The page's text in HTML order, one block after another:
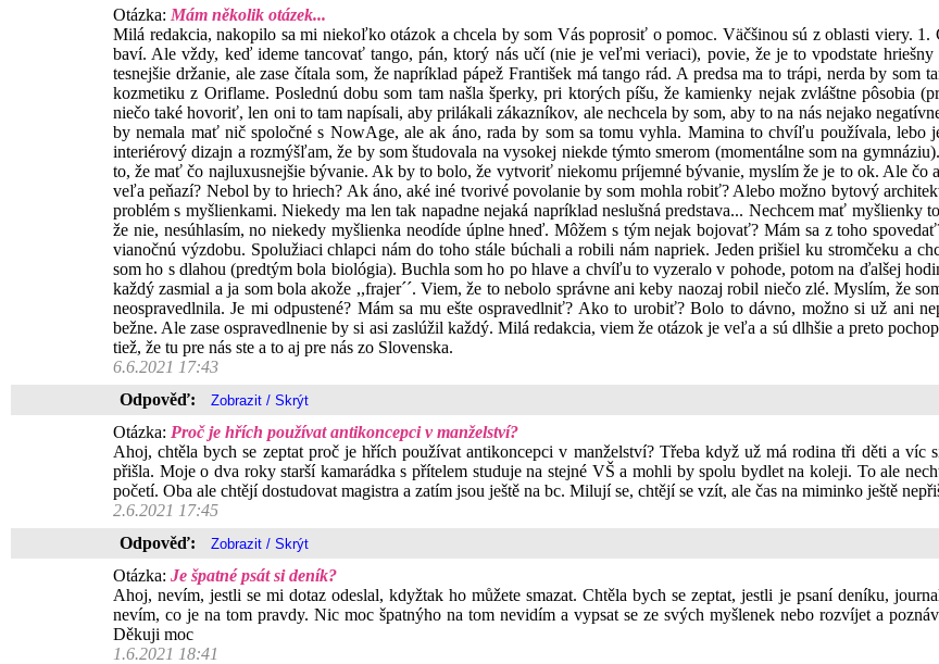
Otázka: Mám několik otázek...
Milá redakcia, nakopilo sa mi niekoľko otázok a chcela by som Vás poprosiť o pomoc. Väčšinou sú z oblasti viery.
baví. Ale vždy, keď ideme tancovať tango, pán, ktorý nás učí (nie je veľmi veriaci), povie, že je to vpodstate
tesnejšie držanie, ale zase čítala som, že napríklad pápež František má tango rád. A predsa ma to trápi, nerda by
kozmetiku z Oriflame. Poslednú dobu som tam našla šperky, pri ktorých píšu, že kamienky nejak zvláštne pôsobia
niečo také hovoriť, len oni to tam napísali, aby prilákali zákazníkov, ale nechcela by som, aby to na nás nejako
by nemala mať nič spoločné s NowAge, ale ak áno, rada by som sa tomu vyhla. Mamina to chvíľu používala,
interiérový dizajn a rozmýšľam, že by som študovala na vysokej niekde týmto smerom (momentálne som na
to, že mať čo najluxusnejšie bývanie. Ak by to bolo, že vytvoriť niekomu príjemné bývanie, myslím že je to ok. Ale čo
veľa peňazí? Nebol by to hriech? Ak áno, aké iné tvorivé povolanie by som mohla robiť? Alebo možno bytový
problém s myšlienkami. Niekedy ma len tak napadne nejaká napríklad neslušná predstava... Nechcem mať
že nie, nesúhlasím, no niekedy myšlienka neodíde úplne hneď. Môžem s tým nejak bojovať? Mám sa z toho
vianočnú výzdobu. Spolužiaci chlapci nám do toho stále búchali a robili nám napriek. Jeden prišiel ku stromčeku a
som ho s dlahou (predtým bola biológia). Buchla som ho po hlave a chvíľu to vyzeralo v pohode, potom na ďalšej
každý zasmial a ja som bola akože ,,frajer´´. Viem, že to nebolo správne ani keby naozaj robil niečo zlé. Myslím, že
neospravedlnila. Je mi odpustené? Mám sa mu ešte ospravedlniť? Ako to urobiť? Bolo to dávno, možno si už ani
bežne. Ale zase ospravedlnenie by si asi zaslúžil každý. Milá redakcia, viem že otázok je veľa a sú dlhšie a preto
tiež, že tu pre nás ste a to aj pre nás zo Slovenska.
6.6.2021 17:43
Odpověď:
Otázka: Proč je hřích používat antikoncepci v manželství?
Ahoj, chtěla bych se zeptat proč je hřích používat antikoncepci v manželství? Třeba když už má rodina tři děti a
přišla. Moje o dva roky starší kamarádka s přítelem studuje na stejné VŠ a mohli by spolu bydlet na koleji. To ale
početí. Oba ale chtějí dostudovat magistra a zatím jsou ještě na bc. Milují se, chtějí se vzít, ale čas na miminko ještě
2.6.2021 17:45
Odpověď:
Otázka: Je špatné psát si deník?
Ahoj, nevím, jestli se mi dotaz odeslal, kdyžtak ho můžete smazat. Chtěla bych se zeptat, jestli je psaní deníku,
nevím, co je na tom pravdy. Nic moc špatnýho na tom nevidím a vypsat se ze svých myšlenek nebo rozvíjet a
Děkuji moc
1.6.2021 18:41